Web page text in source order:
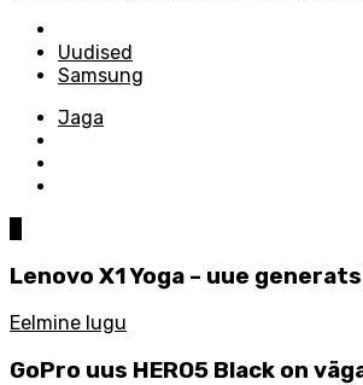
in
Uudised
Samsung
Jaga
Lenovo X1 Yoga – uue
Eelmine lugu
GoPro uus HERO5 Black on